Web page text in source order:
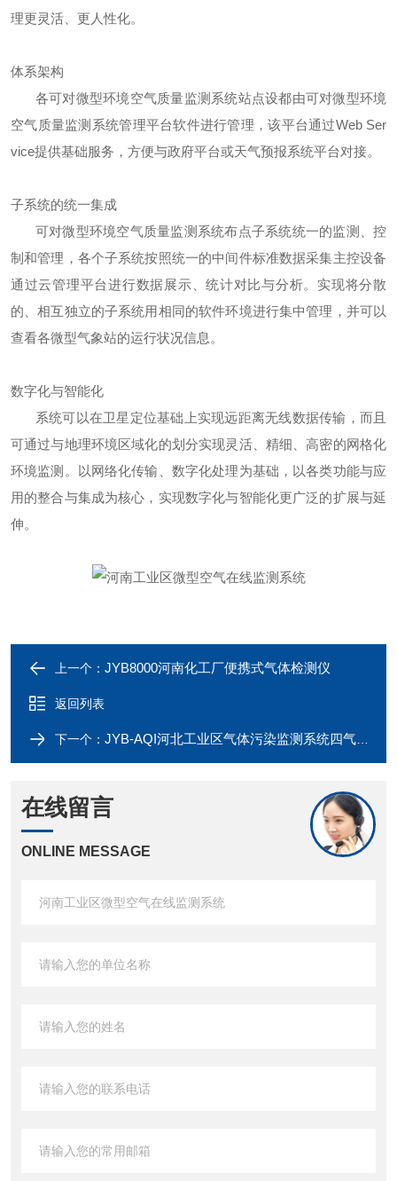
理更灵活、更人性化。
体系架构
各可对微型环境空气质量监测系统站点设都由可对微型环境
空气质量监测系统管理平台软件进行管理，该平台通过Web Ser
vice提供基础服务，方便与政府平台或天气预报系统平台对接。
子系统的统一集成
可对微型环境空气质量监测系统布点子系统统一的监测、控
制和管理，各个子系统按照统一的中间件标准数据采集主控设备
通过云管理平台进行数据展示、统计对比与分析。实现将分散
的、相互独立的子系统用相同的软件环境进行集中管理，并可以
查看各微型气象站的运行状况信息。
数字化与智能化
系统可以在卫星定位基础上实现远距离无线数据传输，而且
可通过与地理环境区域化的划分实现灵活、精细、高密的网格化
环境监测。以网络化传输、数字化处理为基础，以各类功能与应
用的整合与集成为核心，实现数字化与智能化更广泛的扩展与延
伸。
上一个： JYB8000河南化工厂便携式气体检测仪
返回列表
下一个： JYB-AQI河北工业区气体污染监测系统四气两尘
在线留言
ONLINE MESSAGE